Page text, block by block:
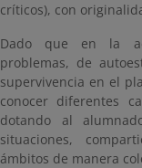
críticos), con
Dado que en la
problemas, de
supervivencia en el
conocer diferentes
dotando al
situaciones,
ámbitos de manera